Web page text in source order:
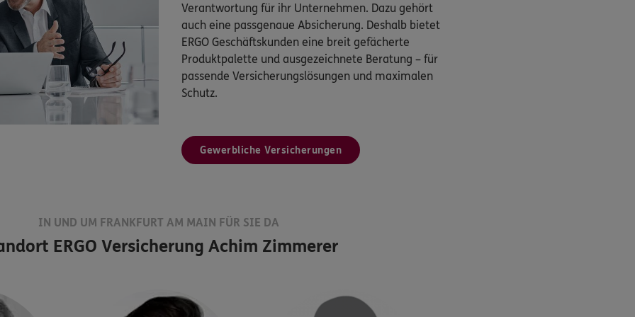
Verantwortung für ihr Unternehmen. Dazu gehört
auch eine passgenaue Absicherung. Deshalb bietet
ERGO Geschäftskunden eine breit gefächerte
Produktpalette und ausgezeichnete Beratung – für
passende Versicherungslösungen und maximalen
Schutz.
Gewerbliche Versicherungen
IN UND UM FRANKFURT AM MAIN FÜR SIE DA
ERGO Versicherung Achim Zimmerer